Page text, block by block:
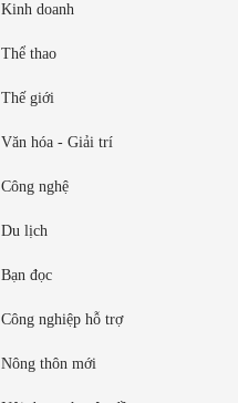
Kinh doanh
Thể thao
Thế giới
Văn hóa - Giải trí
Công nghệ
Du lịch
Bạn đọc
Công nghiệp hỗ trợ
Nông thôn mới